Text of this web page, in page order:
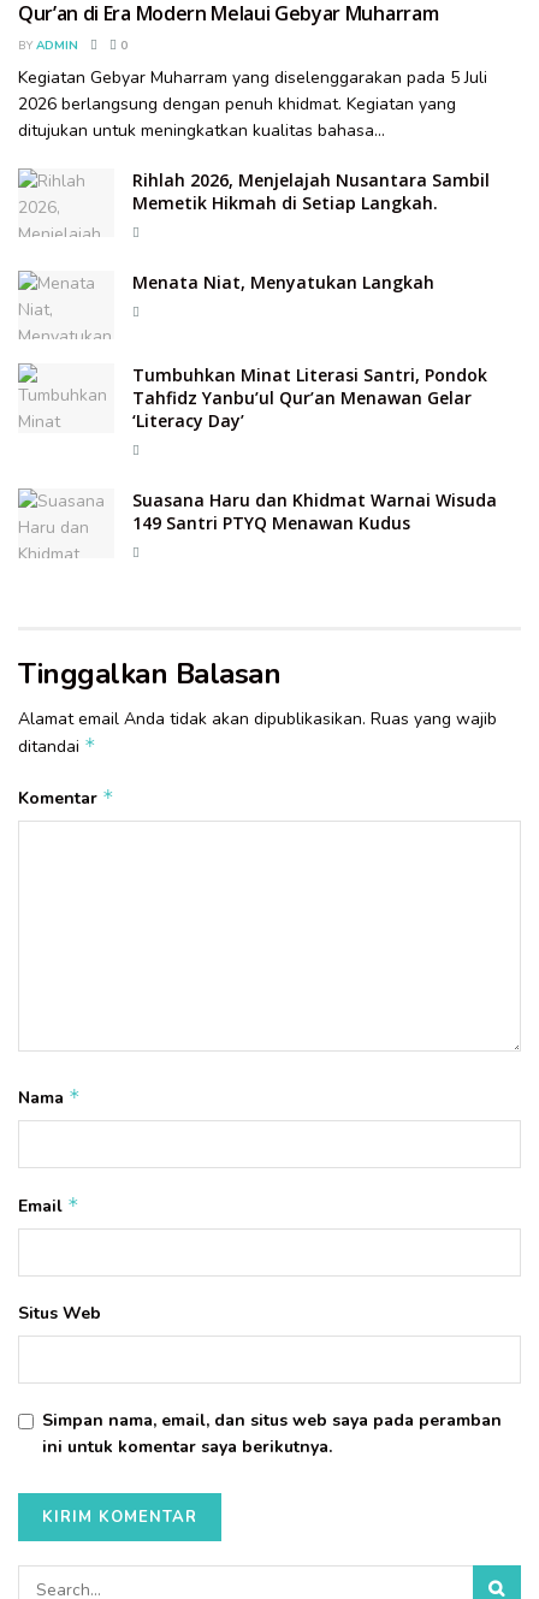
Qur’an di Era Modern Melaui Gebyar Muharram
BY ADMIN 0
Kegiatan Gebyar Muharram yang diselenggarakan pada 5 Juli
2026 berlangsung dengan penuh khidmat. Kegiatan yang
ditujukan untuk meningkatkan kualitas bahasa...
Rihlah 2026, Menjelajah Nusantara Sambil
Memetik Hikmah di Setiap Langkah.
Menata Niat, Menyatukan Langkah
Tumbuhkan Minat Literasi Santri, Pondok
Tahfidz Yanbu’ul Qur’an Menawan Gelar
‘Literacy Day’
Suasana Haru dan Khidmat Warnai Wisuda
149 Santri PTYQ Menawan Kudus
Tinggalkan Balasan
Alamat email Anda tidak akan dipublikasikan. Ruas yang wajib
ditandai *
Komentar *
Nama *
Email *
Situs Web
Simpan nama, email, dan situs web saya pada peramban
ini untuk komentar saya berikutnya.